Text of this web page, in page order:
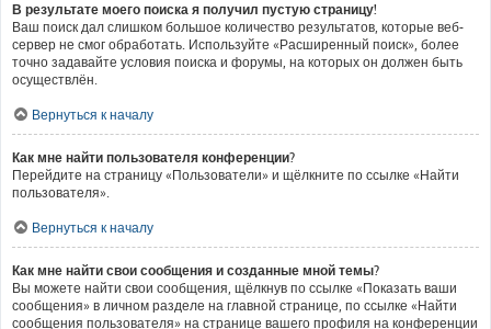
В результате моего поиска я получил пустую страницу!
Ваш поиск дал слишком большое количество результатов, которые веб-
сервер не смог обработать. Используйте «Расширенный поиск», более
точно задавайте условия поиска и форумы, на которых он должен быть
осуществлён.
Вернуться к началу
Как мне найти пользователя конференции?
Перейдите на страницу «Пользователи» и щёлкните по ссылке «Найти
пользователя».
Вернуться к началу
Как мне найти свои сообщения и созданные мной темы?
Вы можете найти свои сообщения, щёлкнув по ссылке «Показать ваши
сообщения» в личном разделе на главной странице, по ссылке «Найти
сообщения пользователя» на странице вашего профиля на конференции